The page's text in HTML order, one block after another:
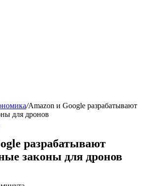
/Amazon и Google разрабатывают
для дронов
разрабатывают
законы для дронов